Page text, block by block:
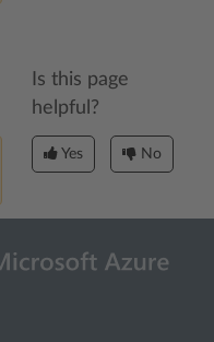
Is this page
helpful?
Yes No